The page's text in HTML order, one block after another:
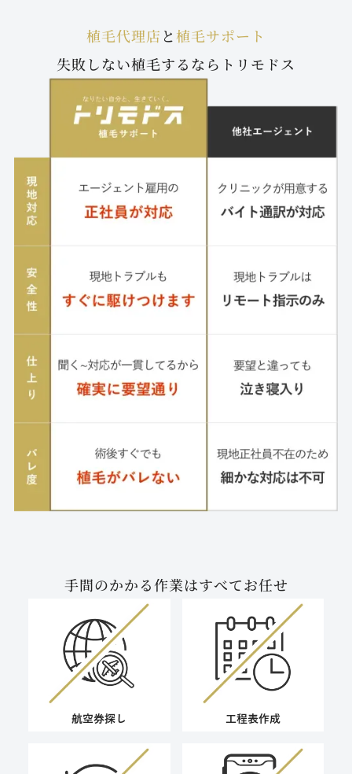
てくださりそれがとても嬉しかったです。 せっかくトルコ植毛をする
でスタッフ方々がトリモドスセンターを作って運営されていらっしゃ
ますが僕は質の方を選んで本当に良かったと思います。ただ植毛をし
て終わるではなく、気持ちの面でもとても良いサービスを受ける事が
植毛を検討している人にはトリモドスセンターさんをおすすめしたい
です。
続きを読む
植毛代理店 と植毛サポート
失敗しない植毛するならトリモドス
手間のかかる作業はすべてお任せ
航空券探し 工程表作成